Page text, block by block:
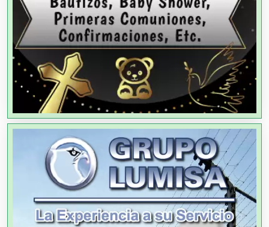
Arquitectos
Artes Gráficas
Artesanías
Artículos de Oficina
Artículos de Piel
Artículos Deportivos